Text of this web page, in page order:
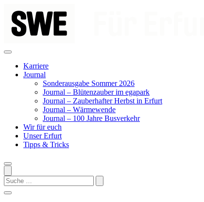
Inhalt
springen
Karriere
Journal
Sonderausgabe Sommer 2026
Journal – Blütenzauber im egapark
Journal – Zauberhafter Herbst in Erfurt
Journal – Wärmewende
Journal – 100 Jahre Busverkehr
Wir für euch
Unser Erfurt
Tipps & Tricks
Search